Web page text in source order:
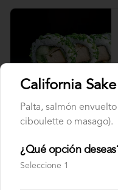
California
Palta, salmón
ciboulette o masago).
¿Qué opción
Seleccione 1